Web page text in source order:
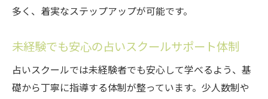
多く、着実なステップアップが可能です。
未経験でも安心の占いスクールサポート体制
占いスクールでは未経験者でも安心して学べるよう、基
礎から丁寧に指導する体制が整っています。少人数制や